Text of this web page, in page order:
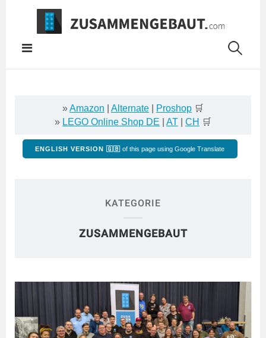
Springe
Inhalt
»Amazon Alternate Proshop 🛒
» LEGO Online Shop DE AT CH 🛒
ENGLISH VERSION 🇬🇧 of this page using Google Translate
KATEGORIE
ZUSAMMENGEBAUT